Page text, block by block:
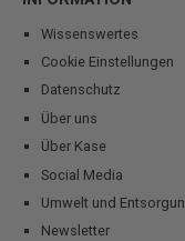
Wissenswertes
Cookie Einstellungen
Datenschutz
Über uns
Über Kase
Social Media
Umwelt und
Newsletter